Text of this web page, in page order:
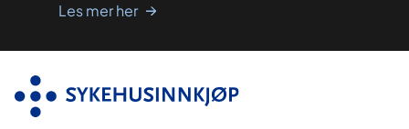
Les mer her